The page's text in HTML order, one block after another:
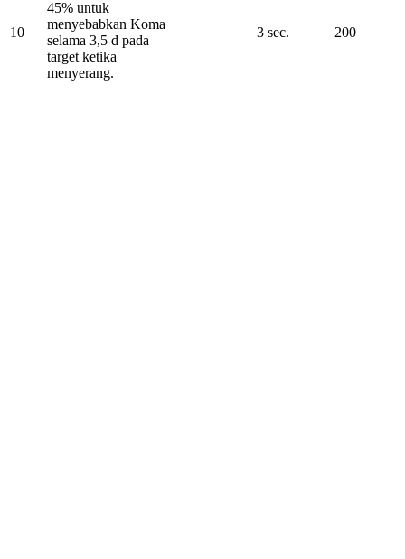
10
45% untuk
menyebabkan Koma
selama 3,5 d pada
target ketika
menyerang.
3 sec. 200